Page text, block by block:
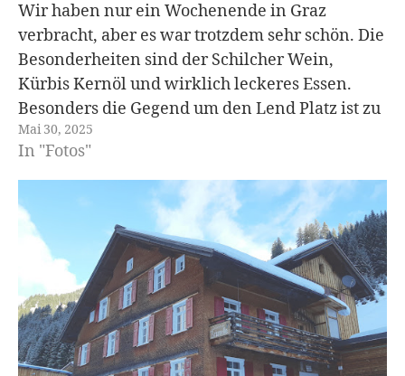
Wir haben nur ein Wochenende in Graz
verbracht, aber es war trotzdem sehr schön. Die
Besonderheiten sind der Schilcher Wein,
Kürbis Kernöl und wirklich leckeres Essen.
Besonders die Gegend um den Lend Platz ist zu
empfehlen. Mit der Automatisierung haben sie
es noch nicht so. Einmal wollten wir das Auto…
Mai 30, 2025
In "Fotos"